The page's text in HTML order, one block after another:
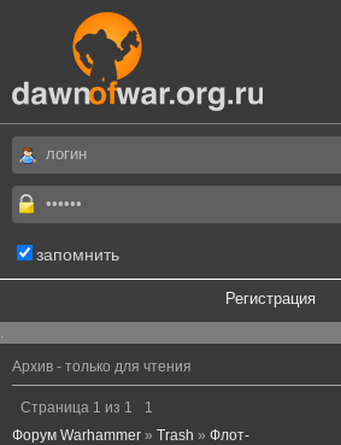
запомнить
Регистрация
.
Архив - только для чтения
Страница 1 из 1
1
Форум Warhammer » Trash » Флот-